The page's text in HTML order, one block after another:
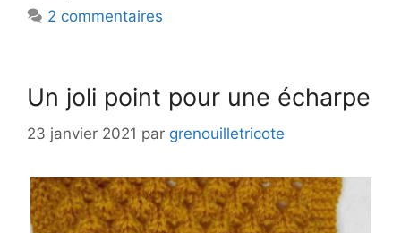
2 commentaires
Un joli point pour une écharpe
23 janvier 2021 par grenouilletricote